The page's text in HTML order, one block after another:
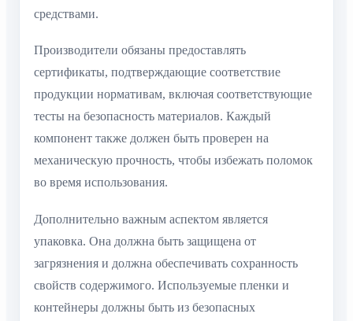
средствами.
Производители обязаны предоставлять
сертификаты, подтверждающие соответствие
продукции нормативам, включая соответствующие
тесты на безопасность материалов. Каждый
компонент также должен быть проверен на
механическую прочность, чтобы избежать поломок
во время использования.
Дополнительно важным аспектом является
упаковка. Она должна быть защищена от
загрязнения и должна обеспечивать сохранность
свойств содержимого. Используемые пленки и
контейнеры должны быть из безопасных